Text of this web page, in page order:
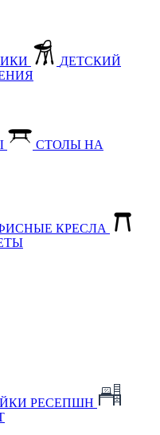
ДЕТСКИЙ
СТОЛЫ НА
КРЕСЛА
РЕСЕПШН